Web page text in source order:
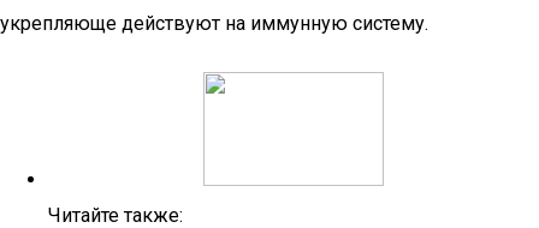
укрепляюще действуют на иммунную систему.
Читайте также: